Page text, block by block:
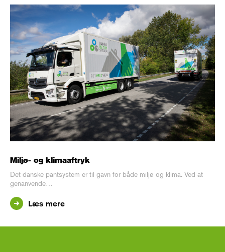
Miljø- og klimaaftryk
Det danske pantsystem er til gavn for både miljø og klima. Ved at
genanvende…
Læs mere